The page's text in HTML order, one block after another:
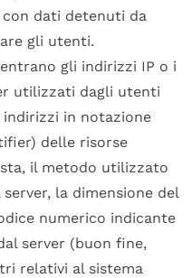
con dati detenuti da
gli utenti.
gli indirizzi IP o i
utilizzati dagli utenti
in notazione
delle risorse
il metodo utilizzato
la dimensione del
numerico indicante
server (buon fine,
relativi al sistema